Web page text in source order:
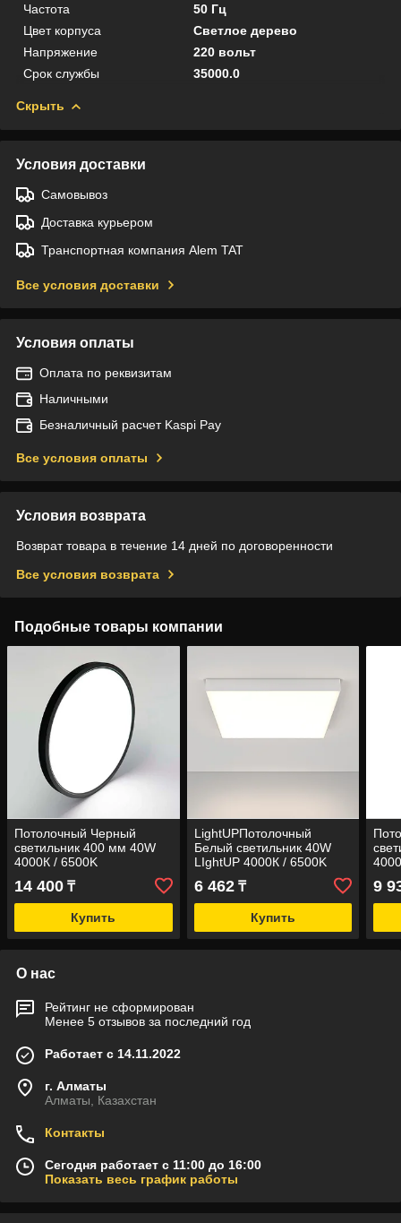
Частота
50 Гц
Цвет корпуса
Светлое дерево
Напряжение
220 вольт
Срок службы
35000.0
Скрыть
Условия доставки
Самовывоз
Доставка курьером
Транспортная компания Alem TAT
Все условия доставки
Условия оплаты
Оплата по реквизитам
Наличными
Безналичный расчет Kaspi Pay
Все условия оплаты
Условия возврата
Возврат товара в течение 14 дней по договоренности
Все условия возврата
Подобные товары компании
Потолочный Черный
светильник 400 мм 40W
4000К / 6500K
(накладной)
14 400 ₸
Купить
LightUPПотолочный
Белый светильник 40W
LIghtUP 4000К / 6500K
(накладной)
6 462₸
Купить
9
О нас
Рейтинг не сформирован
Менее 5 отзывов за последний год
Работает с 14.11.2022
г. Алматы
Алматы, Казахстан
Контакты
Сегодня работает с 11:00 до 16:00
Показать весь график работы